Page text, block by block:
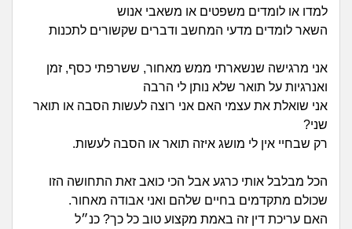
מדורים
הורות ומשפחה
מתבגרים
מהבקו"ם... ועד מתי?!
הרשמה
למדו או לומדים משפטים או משאבי אנוש
השאר לומדים מדעי המחשב ודברים שקשורים לתכנות
אני מרגישה שנשארתי ממש מאחור, ששרפתי כסף, זמן
ואנרגיות על תואר שלא נותן לי הרבה
אני שואלת את עצמי האם אני רוצה לעשות הסבה או תואר
שני?
רק שבחיי אין לי מושג איזה תואר או הסבה לעשות.
הכל מבלבל אותי כרגע אבל הכי כואב זאת התחושה הזו
שכולם מתקדמים בחיים שלהם ואני אבודה מאחור.
האם עריכת דין זה באמת מקצוע טוב כל כך? כנ״ל